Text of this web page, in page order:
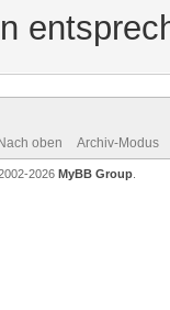
Nach oben Archiv-Modus
2026 MyBB Group